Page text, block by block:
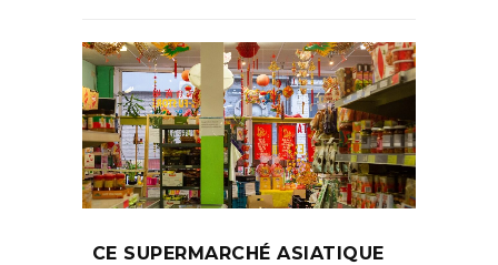
CE SUPERMARCHÉ ASIATIQUE